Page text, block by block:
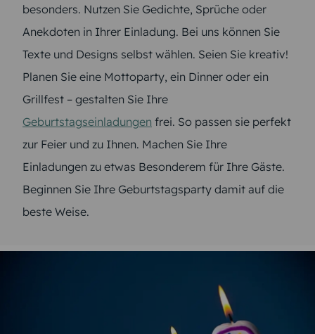
besonders. Nutzen Sie Gedichte, Sprüche oder
Anekdoten in Ihrer Einladung. Bei uns können Sie
Texte und Designs selbst wählen. Seien Sie kreativ!
Planen Sie eine Mottoparty, ein Dinner oder ein
Grillfest – gestalten Sie Ihre
Geburtstagseinladungen frei. So passen sie perfekt
zur Feier und zu Ihnen. Machen Sie Ihre
Einladungen zu etwas Besonderem für Ihre Gäste.
Beginnen Sie Ihre Geburtstagsparty damit auf die
beste Weise.